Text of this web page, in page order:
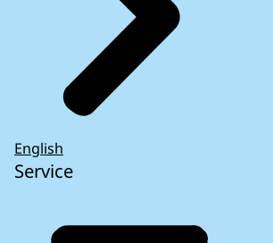
English
Service